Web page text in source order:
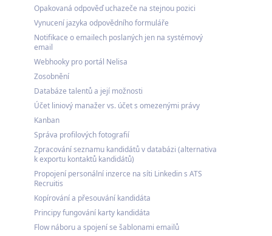
Opakovaná odpověď uchazeče na stejnou pozici
Vynucení jazyka odpovědního formuláře
Notifikace o emailech poslaných jen na systémový
email
Webhooky pro portál Nelisa
Zosobnění
Databáze talentů a její možnosti
Účet liniový manažer vs. účet s omezenými právy
Kanban
Správa profilových fotografií
Zpracování seznamu kandidátů v databázi (alternativa
k exportu kontaktů kandidátů)
Propojení personální inzerce na síti Linkedin s ATS
Recruitis
Kopírování a přesouvání kandidáta
Principy fungování karty kandidáta
Flow náboru a spojení se šablonami emailů